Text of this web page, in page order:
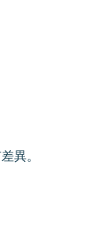
異。